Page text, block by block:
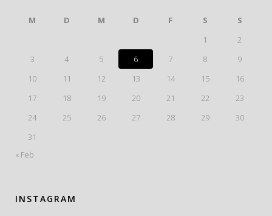
M D M D F S
S
1
2
3
4 5 6 7 8
9
10
11 12 13 14 15
16
17
18 19 20 21 22
23
24
25 26 27 28 29
30
31
« Feb
INSTAGRAM